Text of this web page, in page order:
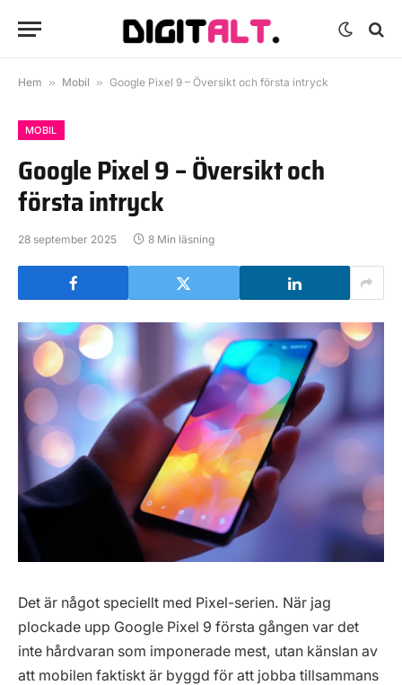
Hem » Mobil » Google Pixel 9 – Översikt och första intryck
MOBIL
Google Pixel 9 – Översikt och
första intryck
28 september 2025 8 Min läsning
Det är något speciellt med Pixel-serien. När jag
plockade upp Google Pixel 9 första gången var det
inte hårdvaran som imponerade mest, utan känslan av
att mobilen faktiskt är byggd för att jobba tillsammans